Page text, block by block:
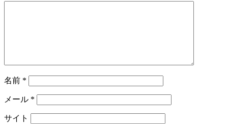
名前 *
メール *
サイト